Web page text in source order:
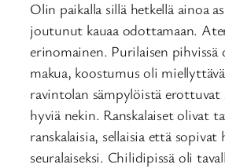
Olin paikalla sillä hetkellä ainoa
joutunut kauaa odottamaan.
erinomainen. Purilaisen pihvissä
makua, koostumus oli
ravintolan sämpylöistä erottuvat
hyviä nekin. Ranskalaiset olivat
ranskalaisia, sellaisia että
seuralaiseksi. Chilidipissä oli